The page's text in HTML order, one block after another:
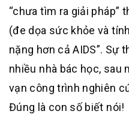
“chưa tìm ra giải pháp”
(đe dọa sức khỏe và
nặng hơn cả AIDS”. Sự
nhiều nhà bác học, sau
vạn công trình nghiên
Đúng là con số biết nói!